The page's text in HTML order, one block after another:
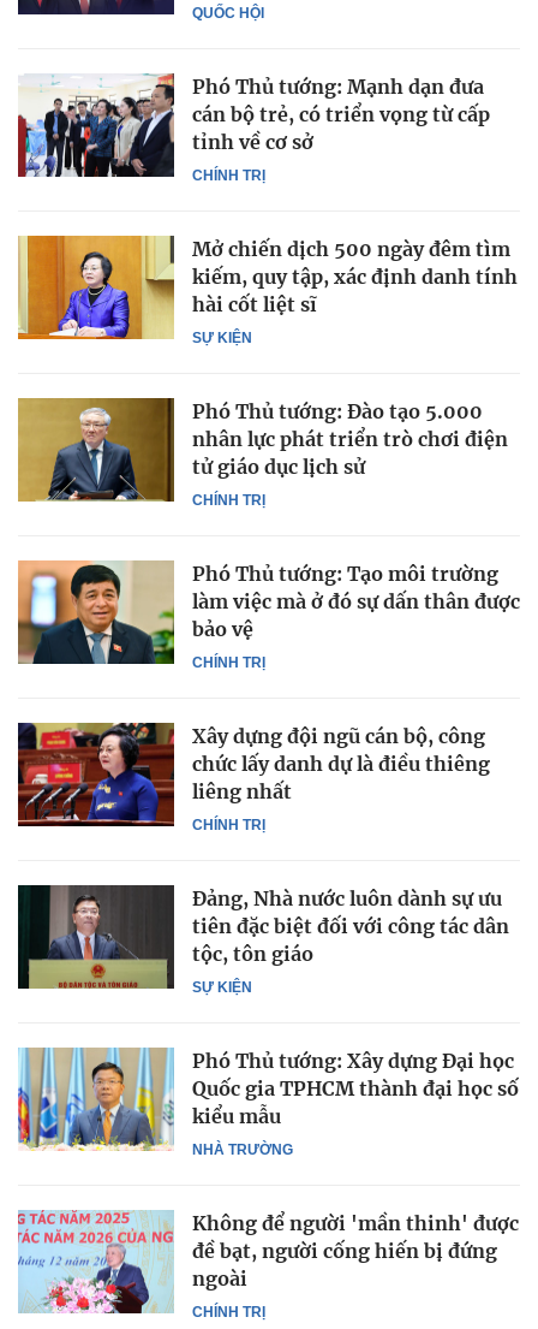
QUỐC HỘI
CHÍNH TRỊ
Phó Thủ tướng: Mạnh dạn đưa
cán bộ trẻ, có triển vọng từ cấp
tỉnh về cơ sở
SỰ KIỆN
Mở chiến dịch 500 ngày đêm tìm
kiếm, quy tập, xác định danh tính
hài cốt liệt sĩ
CHÍNH TRỊ
Phó Thủ tướng: Đào tạo 5.000
nhân lực phát triển trò chơi điện
tử giáo dục lịch sử
CHÍNH TRỊ
Phó Thủ tướng: Tạo môi trường
làm việc mà ở đó sự dấn thân được
bảo vệ
CHÍNH TRỊ
Xây dựng đội ngũ cán bộ, công
chức lấy danh dự là điều thiêng
liêng nhất
SỰ KIỆN
Đảng, Nhà nước luôn dành sự ưu
tiên đặc biệt đối với công tác dân
tộc, tôn giáo
NHÀ TRƯỜNG
Phó Thủ tướng: Xây dựng Đại học
Quốc gia TPHCM thành đại học số
kiểu mẫu
CHÍNH TRỊ
Không để người 'mần thinh' được
đề bạt, người cống hiến bị đứng
ngoài